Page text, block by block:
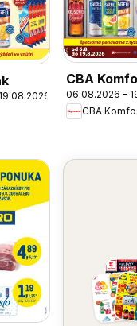
CBA
leták
06.08.2026 -
CBA